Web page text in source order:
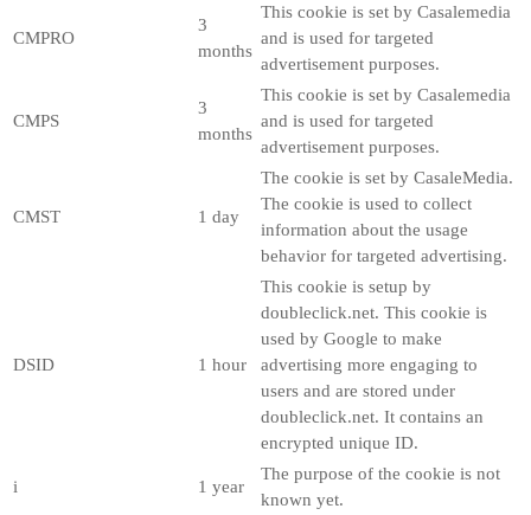
CMPRO
3
months
This cookie is set by Casalemedia
and is used for targeted
advertisement purposes.
CMPS
3
months
This cookie is set by Casalemedia
and is used for targeted
advertisement purposes.
CMST 1 day
The cookie is set by CasaleMedia.
The cookie is used to collect
information about the usage
behavior for targeted advertising.
DSID 1 hour
This cookie is setup by
doubleclick.net. This cookie is
used by Google to make
advertising more engaging to
users and are stored under
doubleclick.net. It contains an
encrypted unique ID.
i 1 year
The purpose of the cookie is not
known yet.